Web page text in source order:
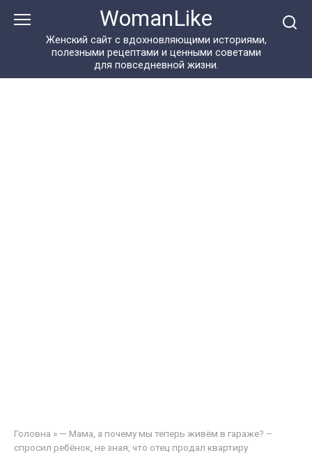
WomanLike
Женский сайт с вдохновляющими историями,
полезными рецептами и ценными советами
для повседневной жизни.
Головна » — Мама, а почему мы теперь живём в гараже? –
спросил ребёнок, не зная, что отец продал квартиру